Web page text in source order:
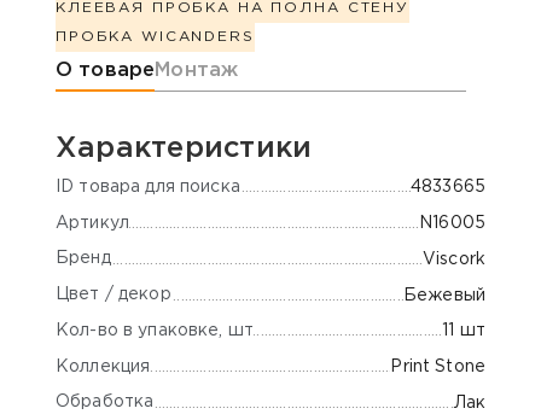
КЛЕЕВАЯ ПРОБКА НА ПОЛ НА СТЕНУ
ПРОБКА WICANDERS
Информация о товаре
О товаре Монтаж
Характеристики
ID товара для поиска 4833665
Артикул N16005
Бренд Viscork
Цвет / декор Бежевый
Кол-во в упаковке, шт 11 шт
Коллекция Print Stone
Обработка Лак